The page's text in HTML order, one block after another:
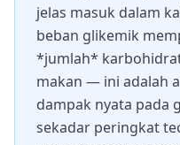
jelas masuk dalam
beban glikemik
*jumlah*
makan — ini adalah
dampak nyata pada
sekadar peringkat